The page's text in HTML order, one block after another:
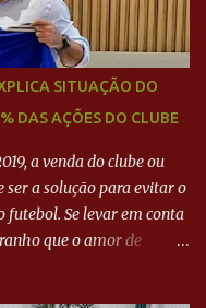
SITUAÇÃO DO
DAS AÇÕES DO CLUBE
a venda do clube ou
a solução para evitar o
Se levar em conta
que o amor de